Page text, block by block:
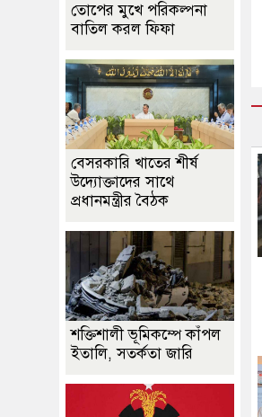
তোপের মুখে পরিকল্পনা
বাতিল করল ফিফা
বেসরকারি খাতের শীর্ষ
উদ্যোক্তাদের সাথে
প্রধানমন্ত্রীর বৈঠক
শক্তিশালী ভূমিকম্পে কাঁপল
ইতালি, সতর্কতা জারি